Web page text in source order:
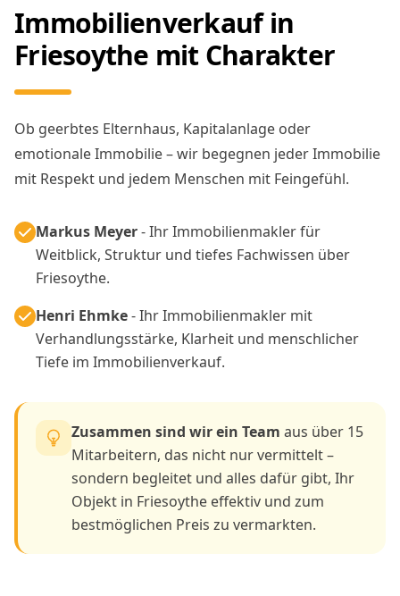
Immobilienverkauf in
Friesoythe mit Charakter
Ob geerbtes Elternhaus, Kapitalanlage oder
emotionale Immobilie – wir begegnen jeder Immobilie
mit Respekt und jedem Menschen mit Feingefühl.
Markus Meyer- Ihr Immobilienmakler für
Weitblick, Struktur und tiefes Fachwissen über
Friesoythe.
Henri Ehmke- Ihr Immobilienmakler mit
Verhandlungsstärke, Klarheit und menschlicher
Tiefe im Immobilienverkauf.
Zusammen sind wir ein Team aus über 15
Mitarbeitern, das nicht nur vermittelt –
sondern begleitet und alles dafür gibt, Ihr
Objekt in Friesoythe effektiv und zum
bestmöglichen Preis zu vermarkten.